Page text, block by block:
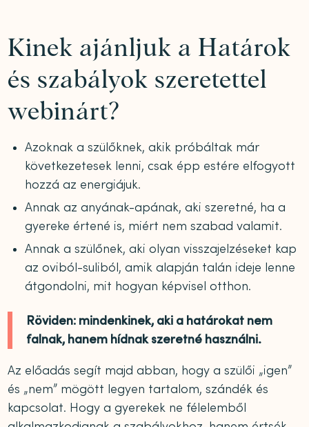
Kinek ajánljuk a Határok
és szabályok szeretettel
webinárt?
Azoknak a szülőknek, akik próbáltak már
következetesek lenni, csak épp estére elfogyott
hozzá az energiájuk.
Annak az anyának-apának, aki szeretné, ha a
gyereke értené is, miért nem szabad valamit.
Annak a szülőnek, aki olyan visszajelzéseket kap
az oviból-suliból, amik alapján talán ideje lenne
átgondolni, mit hogyan képvisel otthon.
Röviden: mindenkinek, aki a határokat nem
falnak, hanem hídnak szeretné használni.
Az előadás segít majd abban, hogy a szülői „igen”
és „nem” mögött legyen tartalom, szándék és
kapcsolat. Hogy a gyerekek ne félelemből